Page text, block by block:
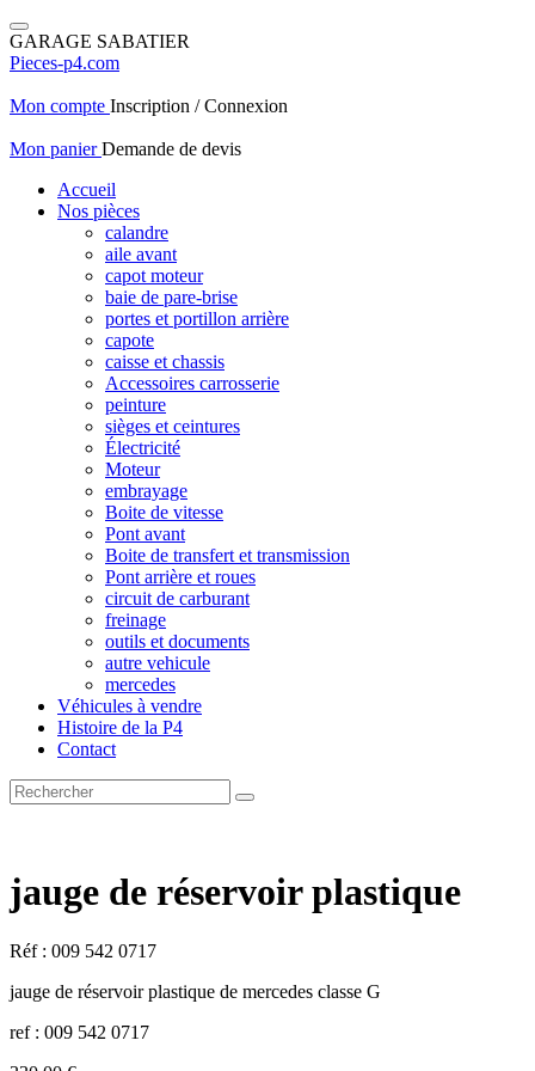
GARAGE SABATIER
Pieces-p4.com
Mon compte Inscription / Connexion
Mon panierDemande de devis
Accueil
Nos pièces
calandre
aile avant
capot moteur
baie de pare-brise
portes et portillon arrière
capote
caisse et chassis
Accessoires carrosserie
peinture
sièges et ceintures
Électricité
Moteur
embrayage
Boite de vitesse
Pont avant
Boite de transfert et transmission
Pont arrière et roues
circuit de carburant
freinage
outils et documents
autre vehicule
mercedes
Véhicules à vendre
Histoire de la P4
Contact
jauge de réservoir plastique
Réf : 009 542 0717
jauge de réservoir plastique de mercedes classe G
ref : 009 542 0717